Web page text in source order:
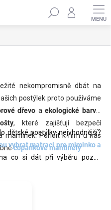
Hledat
nekompromisně dbát na
postýlek proto používáme
dřevo a ekologické barvy
, které zajišťují bezpečí
maminek. Pořídit k nim u nás
copánkové mantinely.
dětské postýlky nejvhodnější?
vybrat matraci pro miminko a
co si dát při výběru pozor,